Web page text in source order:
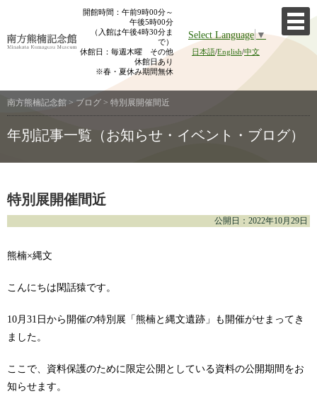
content
開館時間：午前9時00分～
午後5時00分
（入館は午後4時30分ま
で）
休館日：毎週木曜 その他
休館日あり
※春・夏休み期間無休
Select Language▼
日本語/English/中文
南方熊楠記念館 > ブログ > 特別展開催間近
年別記事一覧（お知らせ・イベント・ブログ）
特別展開催間近
公開日：2022年10月29日
熊楠×縄文
こんにちは閑話猿です。
10月31日から開催の特別展「熊楠と縄文遺跡」も開催がせまってき
ました。
ここで、資料保護のために限定公開としている資料の公開期間をお
知らせます。